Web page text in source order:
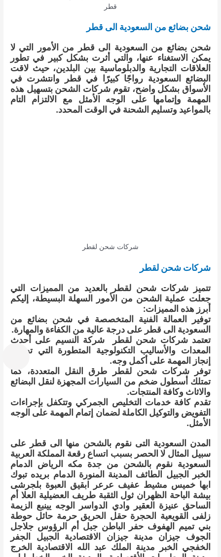
قطر
شحن بضائع من السعودية الى قطر
شحن بضائع من السعودية الى قطر من الأمور التي لا
يمكن الاستغناء عنها، والتي أثرت بشكل كبير في تطور
العلاقات التجارية والدبلوماسية بين البلدين، حيث لاقت
البضائع السعودية رواجًا كبيرًا في قطر وانتشرت في
الأسواق بشكل واضح، تقوم شركات الشحن بتسهيل هذه
المهمة وإتمامها على الوجه الأمثل مع الالتزام التام
بالمواعيد وتسليم الشحنة في الوقت المحدد.
شركات شحن لقطر
شركات شحن لقطر
تتميز شركات شحن لقطر بالعديد من المميزات التي
جعلت عملية الشحن من الأمور السهلة البسيطة، إليكم
أبرز هذه المميزات:
توفير العمالة الفنية المتخصصة في شحن بضائع من
السعودية الى قطر على درجة عالية من الكفاءة والمهارة.
تعتمد شركات شحن لقطر شركة النسيم على أحدث
المعدات والأساليب التكنولوجية المتطورة التي تضمن
إنجاز المهمة على أكمل وجه.
توفر شركات شحن لقطر طرق النقل المتعددة، كما
تمتلك أسطول ضخم من السيارات المجهزة لنقل البضائع
والاثاث وكافة المنتجات.
تقدم كافة خدمات التخليص الجمركي وتتكفل بإجراءات
التفويض والتوكيل الكاملة لضمان إتمام المهمة على الوجه
الأمثل.
المدن السعودية التى نقوم بالشحن منها الى قطر على
سبيل المثال لا الحصر بسبب اتساع رقعة المملكة العربية
السعودية نقوم بالشحن من جدة مكه الرياض الدمام
الخبر الجبيل الطائف المدينة المنورة الدمام بريده تبوك
ابها خميس مشيط عفيف عرعر ابقيق العبوة بلجرشى
بيشة الباحة الظهران ثول الثقبة طريف العضيلية العلا أم
الساحق عنيزة العقير وادي الدواسر الوجه يينبع الزيمة
زلفى القويعية الحجرة حقل الحريق حرمة حائل حوطة
بني تميم الهفوف حفر الباطن جبل أم الرؤوس جلاجل
الجوف جيزان مدينة جيزان الاقتصادية الجبيل الجفر
الخفجي الخبر مدينة الملك عبد الله الاقتصادية الخرج